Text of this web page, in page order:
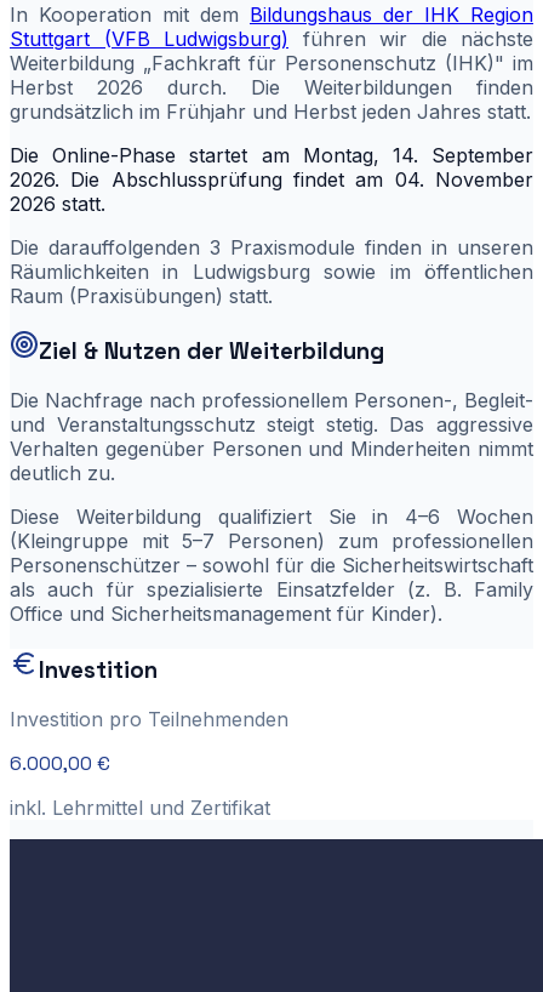
In Kooperation mit dem Bildungshaus der IHK Region
Stuttgart (VFB Ludwigsburg) führen wir die nächste
Weiterbildung „Fachkraft für Personenschutz (IHK)" im
Herbst 2026 durch. Die Weiterbildungen finden
grundsätzlich im Frühjahr und Herbst jeden Jahres statt.
Die Online-Phase startet am Montag, 14. September
2026. Die Abschlussprüfung findet am 04. November
2026 statt.
Die darauffolgenden 3 Praxismodule finden in unseren
Räumlichkeiten in Ludwigsburg sowie im öffentlichen
Raum (Praxisübungen) statt.
Ziel & Nutzen der Weiterbildung
Die Nachfrage nach professionellem Personen-, Begleit-
und Veranstaltungsschutz steigt stetig. Das aggressive
Verhalten gegenüber Personen und Minderheiten nimmt
deutlich zu.
Diese Weiterbildung qualifiziert Sie in 4–6 Wochen
(Kleingruppe mit 5–7 Personen) zum professionellen
Personenschützer – sowohl für die Sicherheitswirtschaft
als auch für spezialisierte Einsatzfelder (z. B. Family
Office und Sicherheitsmanagement für Kinder).
Investition
Investition pro Teilnehmenden
6.000,00 €
inkl. Lehrmittel und Zertifikat